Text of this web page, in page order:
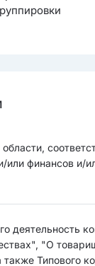
или финансов и/
деятельность
"О
Типового